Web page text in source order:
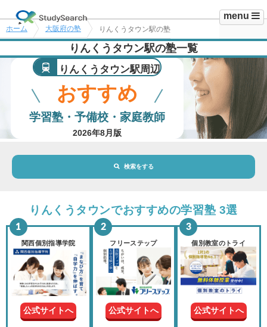
menu
ホーム 大阪府の塾 りんくうタウン駅の塾
りんくうタウン駅の塾一覧
りんくうタウン駅周辺
おすすめ
学習塾・予備校・家庭教師
2026年8月版
検索をする
地域・駅 りんくうタウン駅
選択されていません
市区町村 選択されていません 変更
現在の
学年
りんくうタウンでおすすめの学習塾 3選
関西個別指導学院
公式サイトへ
フリーステップ
公式サイトへ
個別教室のトライ
公式サイトへ